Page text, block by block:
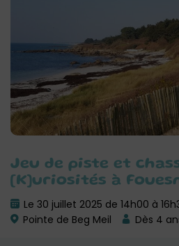
Jeu de piste et
[K]uriosités à
Le 30 juillet 2025 de 14h00 à
Pointe de Beg Meil
Dès 4